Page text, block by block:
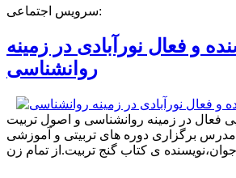
سرویس اجتماعی:
و فعال نورآبادی در زمینه
روانشناسی
فعال در زمینه روانشناسی و اصول تربیت
1369 هستم ، مدرس برگزاری دوره های تربیتی و آموزشی